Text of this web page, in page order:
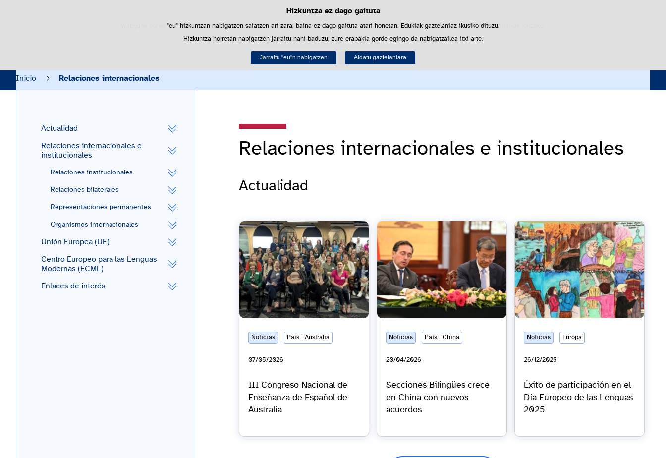
Cookie politika
Webgune honek berezko cookie-ak erabiltzen ditu nabigazioa errazteko eta hirugarrenen cookie-ak erabilera- eta gogobetetasun-estatistikak lortzeko.
Informazio gehiago lor dezakezu gure "Cookie-ak" atalean,legezko oharrean.
Onartu Ukatu
Hizkuntza ez dago gaituta
"eu" hizkuntzan nabigatzen saiatzen ari zara, baina ez dago gaituta atari honetan. Edukiak gaztelaniaz ikusiko dituzu.
Hizkuntza horretan nabigatzen jarraitu nahi baduzu, zure erabakia gorde egingo da nabigatzailea itxi arte.
Jarraitu "eu"n nabigatzen Aldatu gaztelaniara
Saltar al contenido
Recursos Convocatorias Relaciones internacionales
Inicio Relaciones internacionales
Actualidad
Relaciones internacionales e
institucionales
Relaciones institucionales
Relaciones bilaterales
Representaciones permanentes
Organismos internacionales
Unión Europea (UE)
Centro Europeo para las Lenguas
Modernas (ECML)
Enlaces de interés
Relaciones internacionales e institucionales
Actualidad
07/05/2026
Noticias País : Australia
III Congreso Nacional de
Enseñanza de Español de
Australia
20/04/2026
Noticias País : China
Secciones Bilingües crece
en China con nuevos
acuerdos
26/12/2025
Noticias Europa
Éxito de participación en el
Día Europeo de las Lenguas
2025